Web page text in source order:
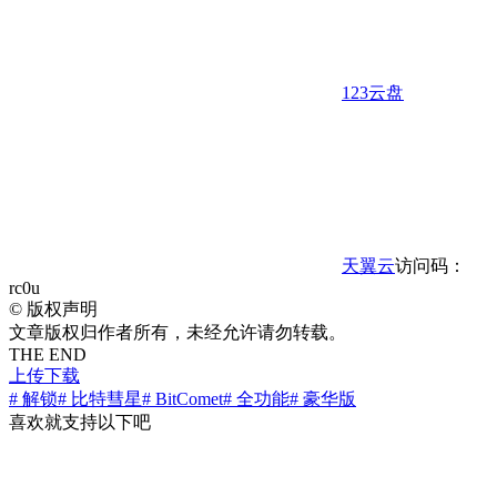
123云盘
天翼云访问码：
rc0u
© 版权声明
文章版权归作者所有，未经允许请勿转载。
THE END
上传下载
# 解锁# 比特彗星# BitComet# 全功能# 豪华版
喜欢就支持以下吧